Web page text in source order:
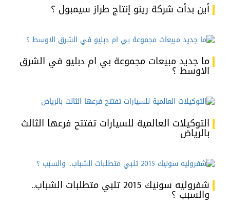
أين بدأت شركة رينو إنتاج طراز سيمبول ؟
ما جديد مبيعات مجموعة بي ام دبليو في الشرق
الاوسط ؟
التوكيلات العالمية للسيارات تفتتح فرعها الثالث
بالرياض
شفروليه سونيك 2015 تلبي متطلبات الشباب..
والسبب ؟